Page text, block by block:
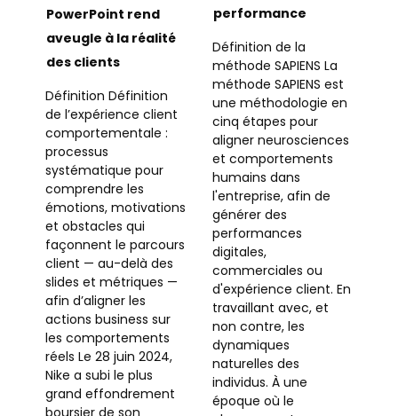
PowerPoint rend
aveugle à la réalité
des clients
Définition Définition
de l’expérience client
comportementale :
processus
systématique pour
comprendre les
émotions, motivations
et obstacles qui
façonnent le parcours
client — au-delà des
slides et métriques —
afin d’aligner les
actions business sur
les comportements
réels Le 28 juin 2024,
Nike a subi le plus
grand effondrement
boursier de son
performance
Définition de la
méthode SAPIENS La
méthode SAPIENS est
une méthodologie en
cinq étapes pour
aligner neurosciences
et comportements
humains dans
l'entreprise, afin de
générer des
performances
digitales,
commerciales ou
d'expérience client. En
travaillant avec, et
non contre, les
dynamiques
naturelles des
individus. À une
époque où le